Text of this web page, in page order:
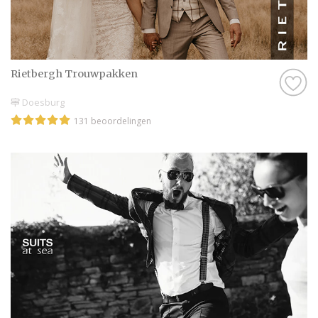
Rietbergh Trouwpakken
Doesburg
131 beoordelingen